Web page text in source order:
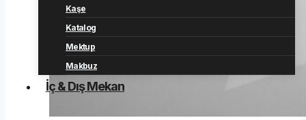
Kaşe
Katalog
Mektup
Makbuz
İç & Dış Mekan